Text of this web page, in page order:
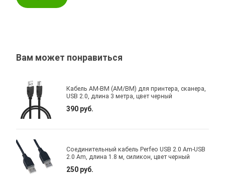
Вам может понравиться
Кабель AM-BM (AM/BM) для принтера, сканера,
USB 2.0, длина 3 метра, цвет черный
390 руб.
Соединительный кабель Perfeo USB 2.0 Am-USB
2.0 Am, длина 1.8 м, силикон, цвет черный
250 руб.